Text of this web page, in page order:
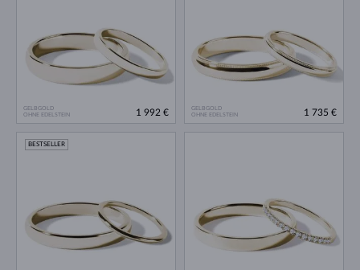
GELBGOLD
OHNE EDELSTEIN
1 992 €
GELBGOLD
OHNE EDELSTEIN
1 735 €
BESTSELLER